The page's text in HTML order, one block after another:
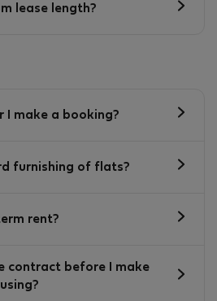
lease length?
I make a booking?
furnishing of flats?
rent?
contract before I make